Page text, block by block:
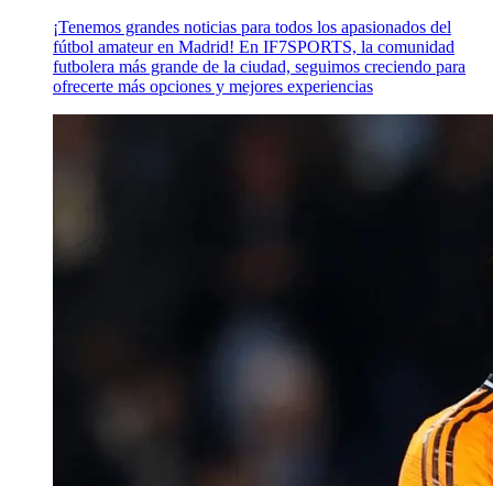
¡Tenemos grandes noticias para todos los apasionados del
fútbol amateur en Madrid! En IF7SPORTS, la comunidad
futbolera más grande de la ciudad, seguimos creciendo para
ofrecerte más opciones y mejores experiencias